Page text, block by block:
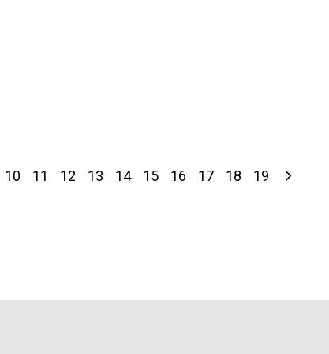
10 11 12 13 14 15 16 17 18 19